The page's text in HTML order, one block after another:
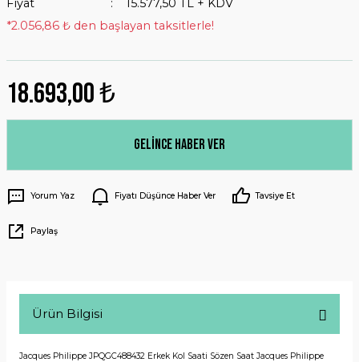
Fiyat
15.577,50 TL + KDV
*2.056,86 ₺ den başlayan taksitlerle!
18.693,00 ₺
Gelince Haber Ver
Yorum Yaz Fiyatı Düşünce Haber Ver Tavsiye Et
Paylaş
Ürün Bilgisi
Jacques Philippe JPQGC488432 Erkek Kol Saati Sözen Saat Jacques Philippe